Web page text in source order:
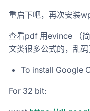
重启下吧，再次安装
查看pdf 用evince （
文类很多公式的，乱码
To install Google
For 32 bit: